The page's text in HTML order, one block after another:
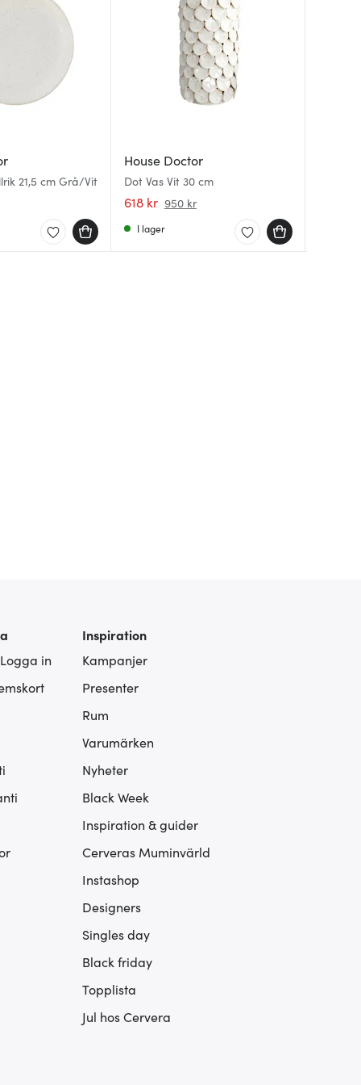
21,5 cm Grå/Vit
House Doctor
Dot Vas Vit 30 cm
618 kr 950 kr
I lager
in
Inspiration
Kampanjer
Presenter
Rum
Varumärken
Nyheter
Black Week
Inspiration & guider
Cerveras Muminvärld
Instashop
Designers
Singles day
Black friday
Topplista
Jul hos Cervera